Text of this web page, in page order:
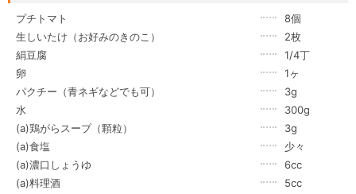
プチトマト
8個
生しいたけ（お好みのきのこ）
2枚
絹豆腐
1/4丁
卵
1ヶ
パクチー（青ネギなどでも可）
3g
水
300g
(a)鶏がらスープ（顆粒）
3g
(a)食塩
少々
(a)濃口しょうゆ
6cc
(a)料理酒
5cc